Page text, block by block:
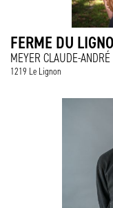
FERME DU
MEYER CLAUDE-ANDRÉ
1219 Le Lignon